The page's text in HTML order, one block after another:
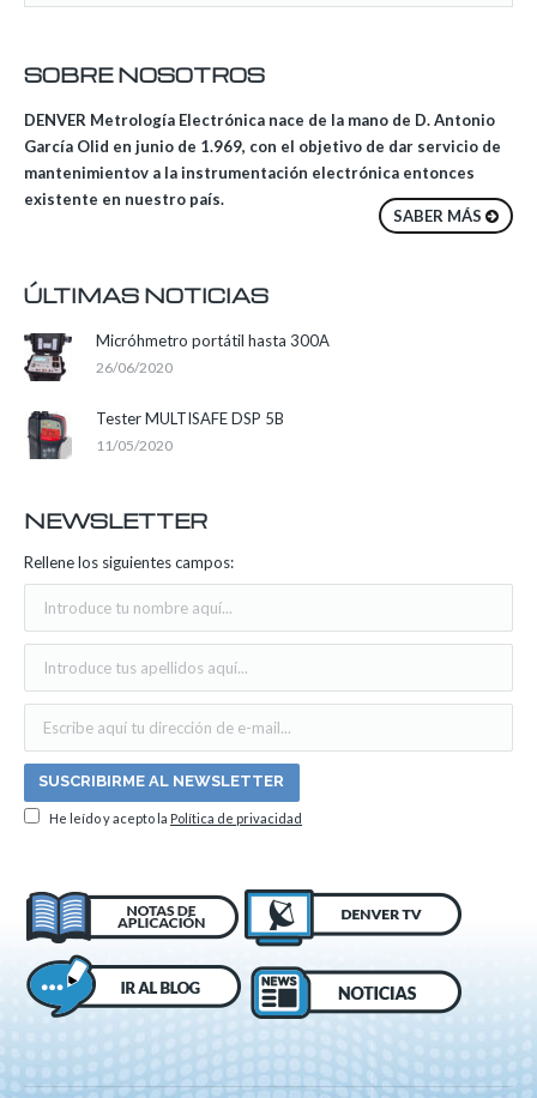
SOBRE NOSOTROS
DENVER Metrología Electrónica nace de la mano de D. Antonio
García Olid en junio de 1.969, con el objetivo de dar servicio de
mantenimientov a la instrumentación electrónica entonces
existente en nuestro país.
SABER MÁS
ÚLTIMAS NOTICIAS
Micróhmetro portátil hasta 300A
26/06/2020
Tester MULTISAFE DSP 5B
11/05/2020
NEWSLETTER
Rellene los siguientes campos:
He leído y acepto la Política de privacidad